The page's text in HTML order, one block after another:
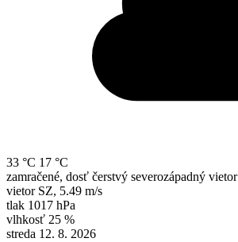
33 °C 17 °C
zamračené, dosť čerstvý severozápadný vietor
vietor SZ, 5.49 m/s
tlak 1017 hPa
vlhkosť 25 %
streda 12. 8. 2026